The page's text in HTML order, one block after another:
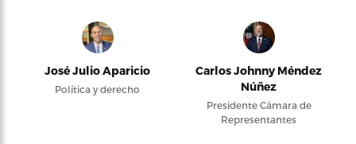
José Julio Aparicio
Política y derecho
Carlos Johnny Méndez
Núñez
Presidente Cámara de
Representantes